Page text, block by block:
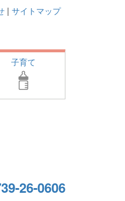
| サイトマップ
子育て
26-0606